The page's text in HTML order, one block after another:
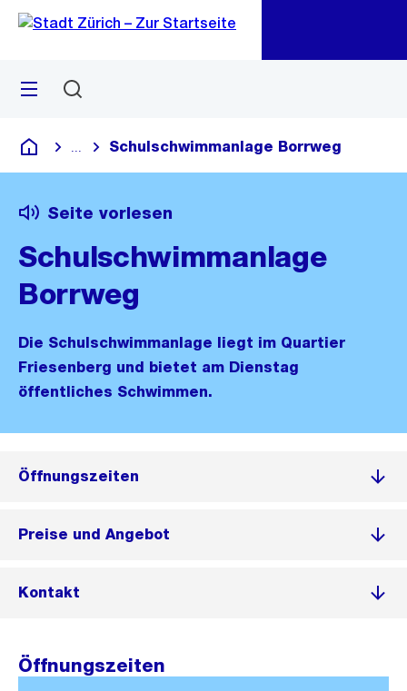
Navigation
Sprunglink
Menü
Deutsch
Blende alle Breadcrumbs ein
Schulschwimmanlage Borrweg
Seite vorlesen
Schulschwimmanlage
Borrweg
Die Schulschwimmanlage liegt im Quartier
Friesenberg und bietet am Dienstag
öffentliches Schwimmen.
Öffnungszeiten
Preise und Angebot
Kontakt
Öffnungszeiten